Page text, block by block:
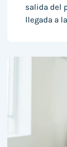
salida del
llegada a